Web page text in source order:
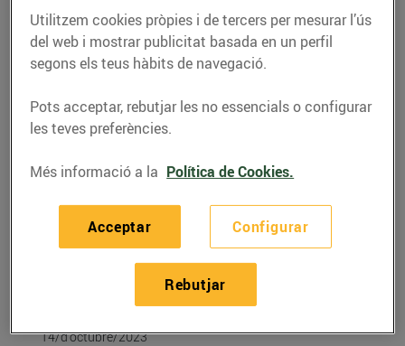
RECEPTES
Llaminera amb
castanyes
14/d’octubre/2023
Utilitzem cookies pròpies i de tercers per mesurar l’ús
del web i mostrar publicitat basada en un perfil
segons els teus hàbits de navegació.
Pots acceptar, rebutjar les no essencials o configurar
les teves preferències.
Més informació a la Política de Cookies.
Configurar
Rebutjar
Acceptar